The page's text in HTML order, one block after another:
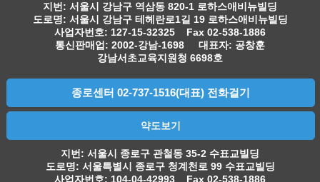
지번: 서울시 강남구 역삼동 820-1 로하스애비뉴빌딩
도로명: 서울시 강남구 테헤란로1길 19 로하스애비뉴빌딩
사업자번호: 127-15-32325 Fax 02-538-1886
통신판매업: 2002-강남-1698 대표자: 공창훈
강남서초교육지원청 6698호
종로센터 02-737-1516(대표) 전화걸기
약도보기
지번: 서울시 종로구 관철동 35-2 수표교빌딩
도로명: 서울특별시 종로구 청계천로 99 수표교빌딩
사업자번호: 104-04-42993 Fax 02-538-1886